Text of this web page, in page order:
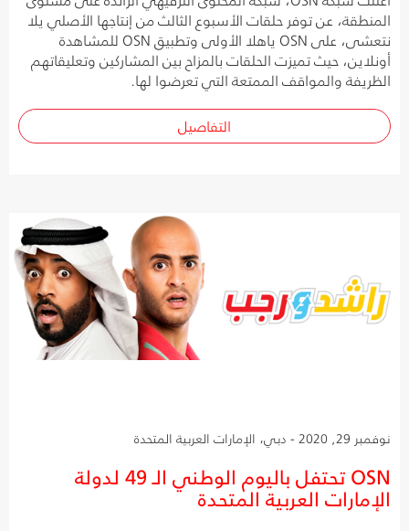
المنطقة، عن توفر حلقات الأسبوع الثالث من إنتاجها الأصلي يلا
نتعشى، على OSN ياهلا الأولى وتطبيق OSN للمشاهدة
أونلاين، حيث تميزت الحلقات بالمزاح بين المشاركين وتعليقاتهم
الظريفة والمواقف الممتعة التي تعرضوا لها.
التفاصيل
نوفمبر 29, 2020 - دبي، الإمارات العربية المتحدة
OSN تحتفل باليوم الوطني الـ 49 لدولة
الإمارات العربية المتحدة